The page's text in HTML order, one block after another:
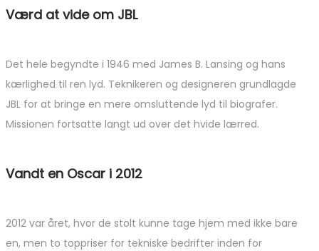
Værd at vide om JBL
Det hele begyndte i 1946 med James B. Lansing og hans
kærlighed til ren lyd. Teknikeren og designeren grundlagde
JBL for at bringe en mere omsluttende lyd til biografer.
Missionen fortsatte langt ud over det hvide lærred.
Vandt en Oscar i 2012
2012 var året, hvor de stolt kunne tage hjem med ikke bare
en, men to toppriser for tekniske bedrifter inden for